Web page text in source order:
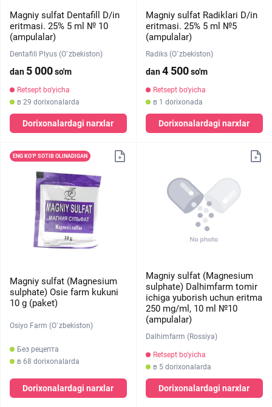
Magniy sulfat Dentafill D/in
eritmasi. 25% 5 ml № 10
(ampulalar)
Dentafill Plyus (O`zbekiston)
dan 5 000so'm
Retsept bo'yicha
в 29 dorixonalarda
Dorixonalardagi narxlar
Magniy sulfat Radiklari D/in
eritmasi. 25% 5 ml №5
(ampulalar)
Radiks (O`zbekiston)
dan4 500so'm
Retsept bo'yicha
в 1 dorixonada
Dorixonalardagi narxlar
ENG KO‘P SOTIB OLINADIGAN
Magniy sulfat (Magnesium
sulphate) Osie farm kukuni
10 g (paket)
Osiyo Farm (O`zbekiston)
Без рецепта
в 68 dorixonalarda
Dorixonalardagi narxlar
Magniy sulfat (Magnesium
sulphate) Dalhimfarm tomir
ichiga yuborish uchun eritma
250 mg/ml, 10 ml №10
(ampulalar)
Dalhimfarm (Rossiya)
Retsept bo'yicha
в 5 dorixonalarda
Dorixonalardagi narxlar